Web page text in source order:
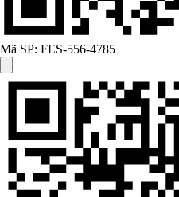
Mã SP: FES-556-4785